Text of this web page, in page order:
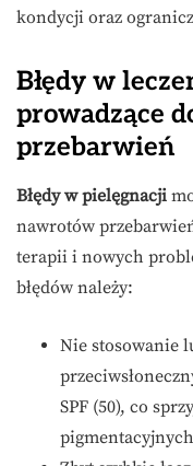
kondycji oraz
Błędy w
prowadzące
przebarwień
Błędy w pielęgnacji
nawrotów
terapii i nowych
błędów należy:
Nie stosowanie
SPF (50), co